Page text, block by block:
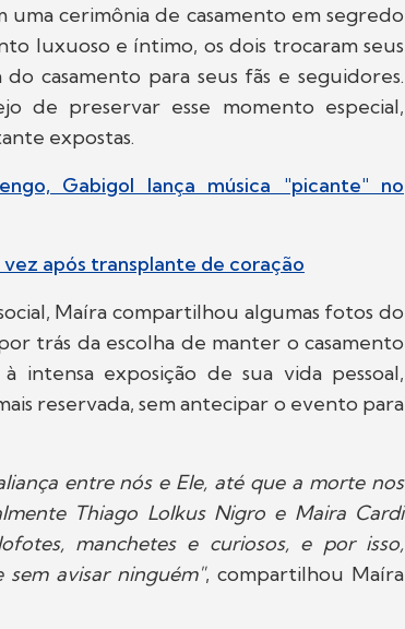
uma cerimônia de casamento em segredo
luxuoso e íntimo, os dois trocaram seus
casamento para seus fãs e seguidores.
de preservar esse momento especial,
expostas.
Gabigol lança música "picante" no
após transplante de coração
Maíra compartilhou algumas fotos do
trás da escolha de manter o casamento
intensa exposição de sua vida pessoal,
reservada, sem antecipar o evento para
entre nós e Ele, até que a morte nos
Thiago Lolkus Nigro e Maira Cardi
manchetes e curiosos, e por isso,
sem avisar ninguém", compartilhou Maíra